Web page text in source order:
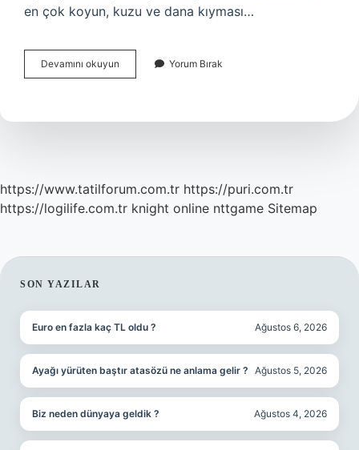
en çok koyun, kuzu ve dana kıyması…
Devamını okuyun
Etten
Yorum Bırak
https://www.tatilforum.com.tr https://puri.com.tr
https://logilife.com.tr knight online nttgame Sitemap
SIDEBAR
SON YAZILAR
Euro en fazla kaç TL oldu ? Ağustos 6, 2026
Ayağı yürüten baştır atasözü ne anlama gelir ? Ağustos 5, 2026
Biz neden dünyaya geldik ? Ağustos 4, 2026